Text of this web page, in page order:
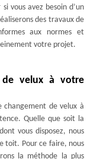
vous avez besoin d’un
des travaux de
aux normes et
votre projet.
de velux à votre
changement de velux à
Quelle que soit la
vous disposez, nous
toit. Pour ce faire, nous
la méthode la plus